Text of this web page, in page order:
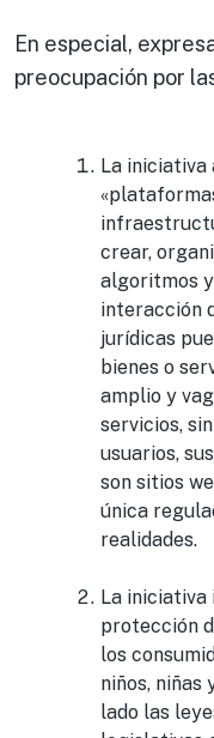
En especial,
preocupación por
La iniciativa
crear,
algoritmos
interacción
jurídicas
bienes o
amplio y
servicios,
usuarios,
son sitios
única
realidades.
La iniciativa
protección
los
niños, niñas
lado las